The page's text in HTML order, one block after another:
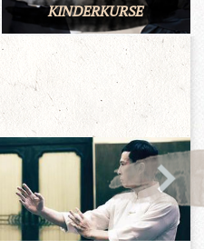
KINDERKURSE